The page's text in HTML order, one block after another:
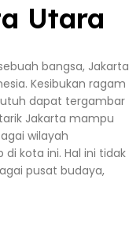
Utara
bangsa, Jakarta
Kesibukan ragam
dapat tergambar
Jakarta mampu
wilayah
kota ini. Hal ini tidak
pusat budaya,